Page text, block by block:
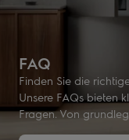
FAQ
Finden Sie die
Unsere FAQs bieten
Fragen. Von